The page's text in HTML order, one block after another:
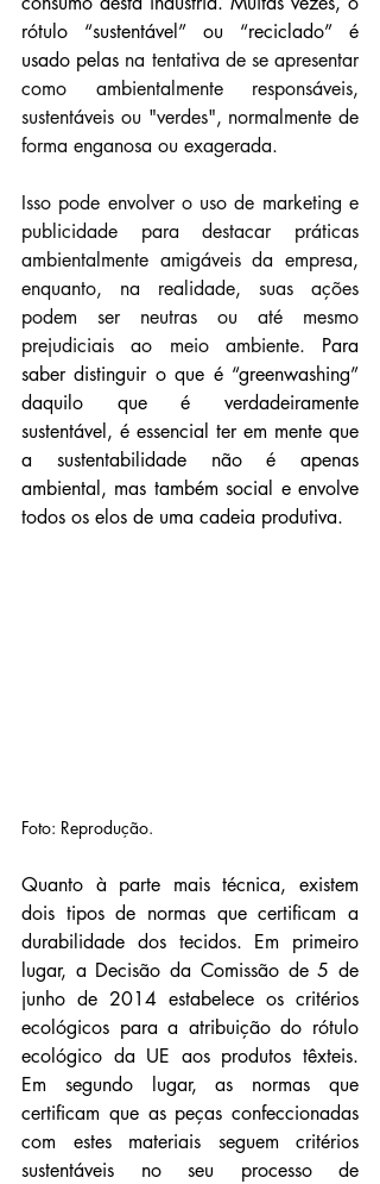
rótulo “sustentável” ou “reciclado” é
usado pelas na tentativa de se apresentar
como ambientalmente responsáveis,
sustentáveis ou "verdes", normalmente de
forma enganosa ou exagerada.
Isso pode envolver o uso de marketing e
publicidade para destacar práticas
ambientalmente amigáveis da empresa,
enquanto, na realidade, suas ações
podem ser neutras ou até mesmo
prejudiciais ao meio ambiente. Para
saber distinguir o que é “greenwashing”
daquilo que é verdadeiramente
sustentável, é essencial ter em mente que
a sustentabilidade não é apenas
ambiental, mas também social e envolve
todos os elos de uma cadeia produtiva.
Foto: Reprodução.
Quanto à parte mais técnica, existem
dois tipos de normas que certificam a
durabilidade dos tecidos. Em primeiro
lugar, a Decisão da Comissão de 5 de
junho de 2014 estabelece os critérios
ecológicos para a atribuição do rótulo
ecológico da UE aos produtos têxteis.
Em segundo lugar, as normas que
certificam que as peças confeccionadas
com estes materiais seguem critérios
sustentáveis ​​no seu processo de